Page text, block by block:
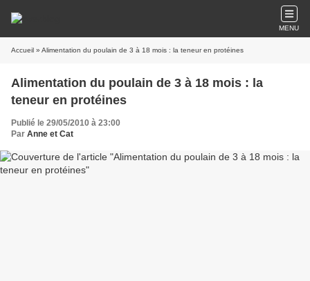
MENU
Accueil » Alimentation du poulain de 3 à 18 mois : la teneur en protéines
Alimentation du poulain de 3 à 18 mois : la
teneur en protéines
Publié le 29/05/2010 à 23:00
Par Anne et Cat